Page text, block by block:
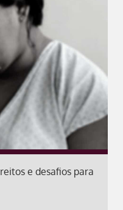
e desafios para